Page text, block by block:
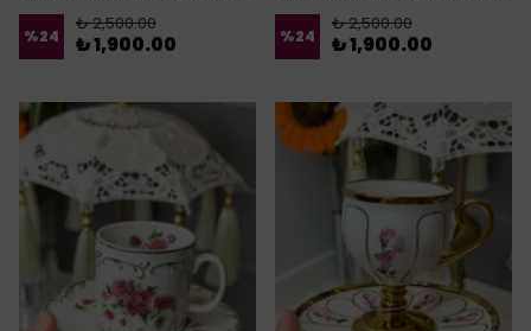
%24
₺ 2,500.00
₺ 1,900.00 %24
₺ 2,500.00
₺ 1,900.00